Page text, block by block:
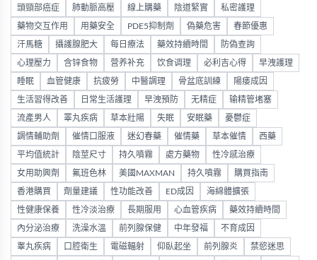
頭頸部癌症 肺動脈高壓 線上購藥 陰道緊實 私密護理
藥物交互作用 用藥安全 PDE5抑制劑 偽藥危害 春節優惠
汗馬糖 攝護腺肥大 每日療法 藥效持續時間 防偽查詢
心理壓力 含锌食物 营养补充 饮食调理 必利吉心得 早洩護理
睡眠 血管健康 抗疲勞 中醫調理 骨盆底訓練 陽痿成因
生活習得改善 日常生活護理 早洩預防 无精症 输精管堵塞
流產男人 睪丸疾病 草本壯陽 失眠 安眠藥 憂鬱症
調情輔助劑 催情口服液 迷幻春藥 催情藥 草本催情 西藥
平均值統計 陰莖尺寸 持久噴霧 處方藥物 性冷感治療
女用助興劑 氟班色林 美國MAXMAN 持久噴霧 購買指南
香港購買 劑量建議 性功能改善 ED成因 海綿體擴張
性健康保養 性冷淡治療 長期服用 心血管疾病 藥效持續時間
內分泌治療 洗澡水溫 前列腺保健 中年發福 不育成因
睾丸疾病 口腔衛生 電磁輻射 仰臥起坐 前列腺炎 禁慾迷思